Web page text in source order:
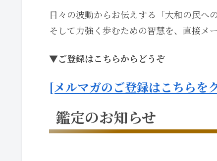
日々の波動からお伝えする「大和の民へ
そして力強く歩むための智慧を、直接メ
▼ご登録はこちらからどうぞ
[メルマガのご登録はこちらを
鑑定のお知らせ